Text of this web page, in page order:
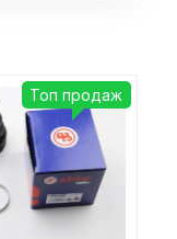
Топ продаж